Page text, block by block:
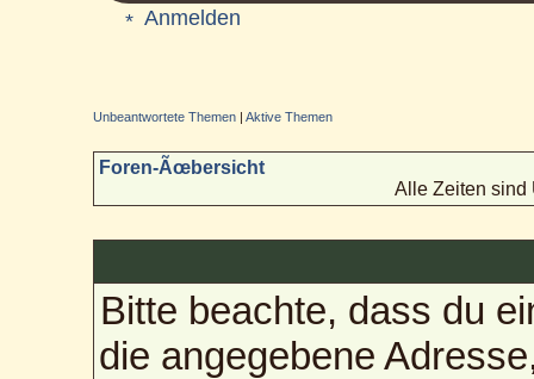
Anmelden
Unbeantwortete Themen |Aktive Themen
Foren-Ãœbersicht
Alle Zeiten sind
Bitte beachte, dass du
die angegebene